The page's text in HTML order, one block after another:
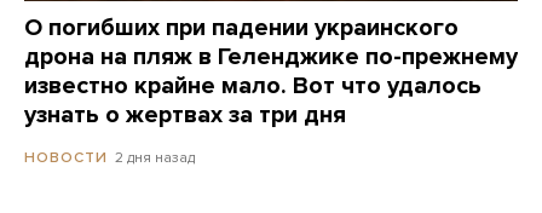
О погибших при падении украинского
дрона на пляж в Геленджике по-прежнему
известно крайне мало. Вот что удалось
узнать о жертвах за три дня
НОВОСТИ 2 дня назад